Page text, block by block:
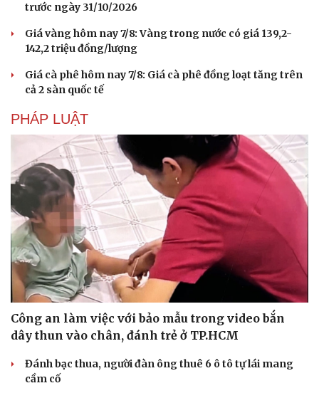
Du lịch
Săn Tour
check-in
Podcast
Đọc truyện đêm khuya
trước ngày 31/10/2026
Giá vàng hôm nay 7/8: Vàng trong nước có giá 139,2-
142,2 triệu đồng/lượng
Giá cà phê hôm nay 7/8: Giá cà phê đồng loạt tăng trên
cả 2 sàn quốc tế
PHÁP LUẬT
Công an làm việc với bảo mẫu trong video bắn
dây thun vào chân, đánh trẻ ở TP.HCM
Đánh bạc thua, người đàn ông thuê 6 ô tô tự lái mang
cầm cố